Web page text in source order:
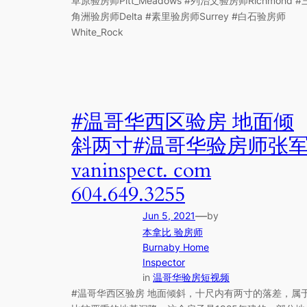
角洲验房师Delta #素里验房师Surrey #白石验房师
White_Rock
#温哥华西区验房 地面倾
斜两寸#温哥华验房师张
vaninspect. com
604.649.3255
Jun 5, 2021—by
本拿比 验房师
Burnaby Home
Inspector
in 温哥华验房短视频
#温哥华西区验房 地面倾斜，十尺内有两寸的落差，属